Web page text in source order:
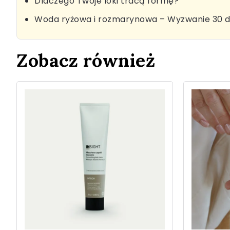
Woda ryżowa i rozmarynowa – Wyzwanie 30
Zobacz również